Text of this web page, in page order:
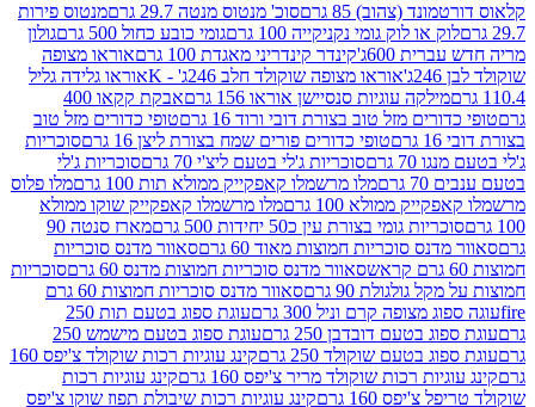
(צהוב) 85 גרם
סוכ' מנטוס מנטה 29.7 גרם
מנטוס פירות
או לוק גומי נקניקייה 100 גרם
גומי כובע כחול 500 גרם
גולון
600ג'
קינדר קינדריני מאגדת 100 גרם
אוראו מצופה
אוראו מצופה שוקולד חלב 246ג' - K
אוראו גלידה גליל
מילקה עוגיות סנסיישן אוראו 156 גרם
אבקת קקאו 400
מזל טוב בצורת דובי ורוד 16 גרם
טופי כדורים מזל טוב
טופי כדורים פורים שמח בצורת ליצן 16 גרם
סוכריות
גרם
סוכריות ג'לי בטעם ליצ'י 70 גרם
סוכריות ג'לי
מלו מרשמלו קאפקייק ממולא תות 100 גרם
מלו פלוס
ממולא 100 גרם
מלו מרשמלו קאפקייק שוקו ממולא
גומי בצורת עין כ50 יחידות 500 גרם
מארז סנטה 90
סוכריות חמוצות מאוד 60 גרם
סאוור מדנס סוכריות
סאוור מדנס סוכריות חמוצות מדנס 60 גרם
סוכריות
גולגולת 90 גרם
סאוור מדנס סוכריות חמוצות 60 גרם
מצופה קרם וניל 300 גרם
עוגת ספוג בטעם תות 250
בטעם דובדבן 250 גרם
עוגת ספוג בטעם מישמש 250
בטעם שוקולד 250 גרם
קינג עוגיות רכות שוקולד צ'יפס 160
רכות שוקולד מריר צ'יפס 160 גרם
קינג עוגיות רכות
160 גרם
קינג עוגיות רכות שיבולת תפוז שוקו צ'יפס